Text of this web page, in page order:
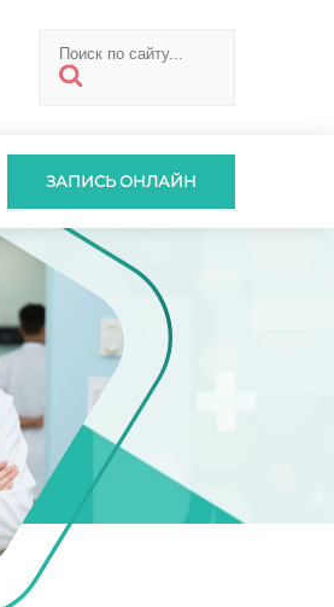
ЗАПИСЬ ОНЛАЙН